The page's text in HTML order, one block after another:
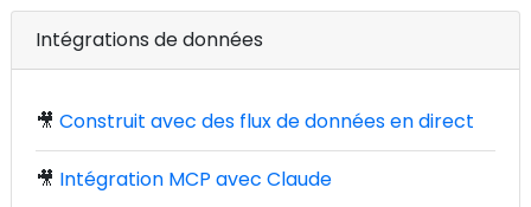
Intégrations de données
🎥 Construit avec des flux de données en direct
🎥 Intégration MCP avec Claude